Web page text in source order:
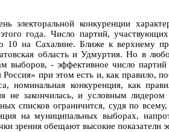
электоральной конкуренции
года. Число партий,
10 на Сахалине. Ближе к верхнему
область и Удмуртия. Но в
выборов, - эффективное число
при этом есть и, как правило,
номинальная конкуренция, как
не закончилась, и условным
списков ограничится, судя по
на муниципальных выборах,
зрения обещают высокие показатели